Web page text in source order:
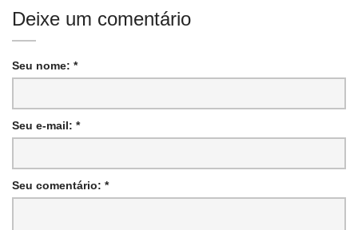
Deixe um comentário
Seu nome: *
Seu e-mail: *
Seu comentário: *